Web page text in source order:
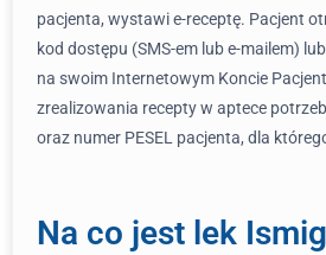
pacjenta, wystawi e-receptę. Pacjent
kod dostępu (SMS-em lub e-mailem)
na swoim Internetowym Koncie
zrealizowania recepty w aptece
oraz numer PESEL pacjenta, dla
Na co jest lek